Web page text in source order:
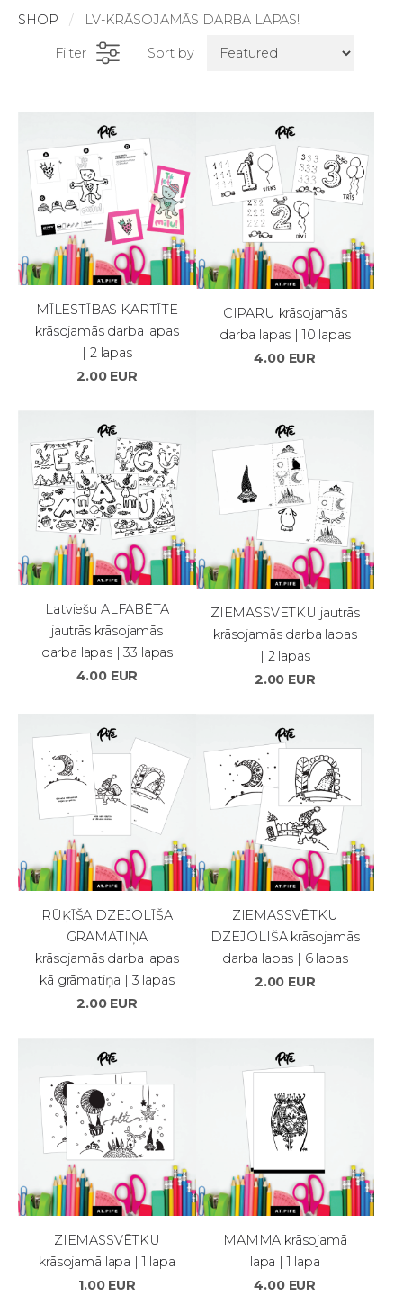
SHOP LV-KRĀSOJAMĀS DARBA LAPAS!
Filter Sort by
MĪLESTĪBAS KARTĪTE
krāsojamās darba lapas
| 2 lapas
2.00 EUR
CIPARU krāsojamās
darba lapas | 10 lapas
4.00 EUR
Latviešu ALFABĒTA
jautrās krāsojamās
darba lapas | 33 lapas
4.00 EUR
ZIEMASSVĒTKU jautrās
krāsojamās darba lapas
| 2 lapas
2.00 EUR
RŪĶĪŠA DZEJOLĪŠA
GRĀMATIŅA
krāsojamās darba lapas
kā grāmatiņa | 3 lapas
2.00 EUR
ZIEMASSVĒTKU
DZEJOLĪŠA krāsojamās
darba lapas | 6 lapas
2.00 EUR
ZIEMASSVĒTKU
krāsojamā lapa | 1 lapa
1.00 EUR
MAMMA krāsojamā
lapa | 1 lapa
4.00 EUR